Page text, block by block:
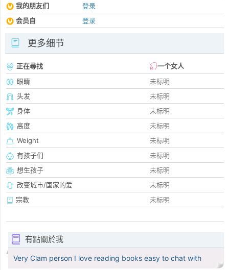
我的朋友们
登录
会员自
登录
更多细节
正在尋找
一个女人
眼睛
未标明
头发
未标明
身体
未标明
高度
未标明
Weight
未标明
有孩子们
未标明
想生孩子
未标明
改变城市/国家的爱
未标明
宗教
未标明
有點關於我
Very Clam person I love reading books easy to chat with